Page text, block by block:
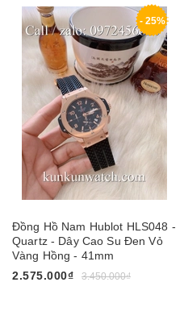
- 25%
Đồng Hồ Nam Hublot HLS048 -
Quartz - Dây Cao Su Đen Vỏ
Vàng Hồng - 41mm
2.575.000₫
3.450.000₫